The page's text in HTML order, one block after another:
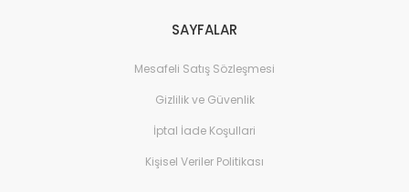
SAYFALAR
Mesafeli Satış Sözleşmesi
Gizlilik ve Güvenlik
İptal İade Koşullari
Kişisel Veriler Politikası